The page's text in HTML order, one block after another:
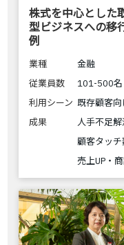
株式を中心とした
型ビジネスへの移
例
業種
金融
従業員数
101-500名
利用シーン 既存顧客向
成果
人手不足解
顧客タッ
売上UP・